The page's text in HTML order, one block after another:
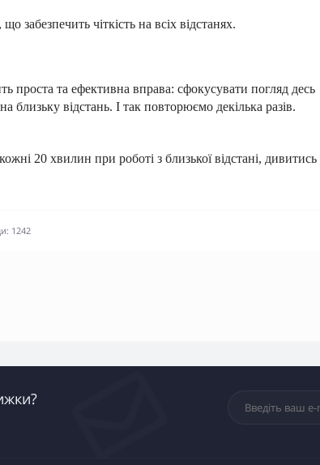
забезпечить чіткість на всіх відстанях.
проста та ефективна вправа: сфокусувати погляд десь
близьку відстань. І так повторюємо декілька разів.
20 хвилин при роботі з близької відстані, дивитись
1242